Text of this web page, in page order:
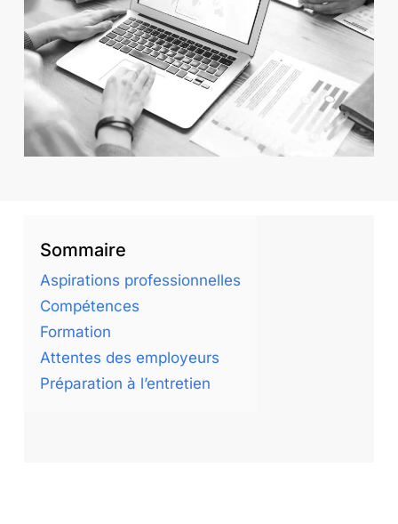
Sommaire
Aspirations professionnelles
Compétences
Formation
Attentes des employeurs
Préparation à l’entretien